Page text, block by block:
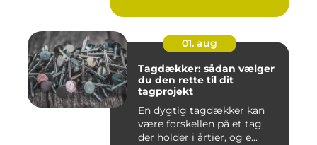
01. aug
Tagdækker: sådan vælger
du den rette til dit
tagprojekt
En dygtig tagdækker kan
være forskellen på et tag,
der holder i årtier, og e...